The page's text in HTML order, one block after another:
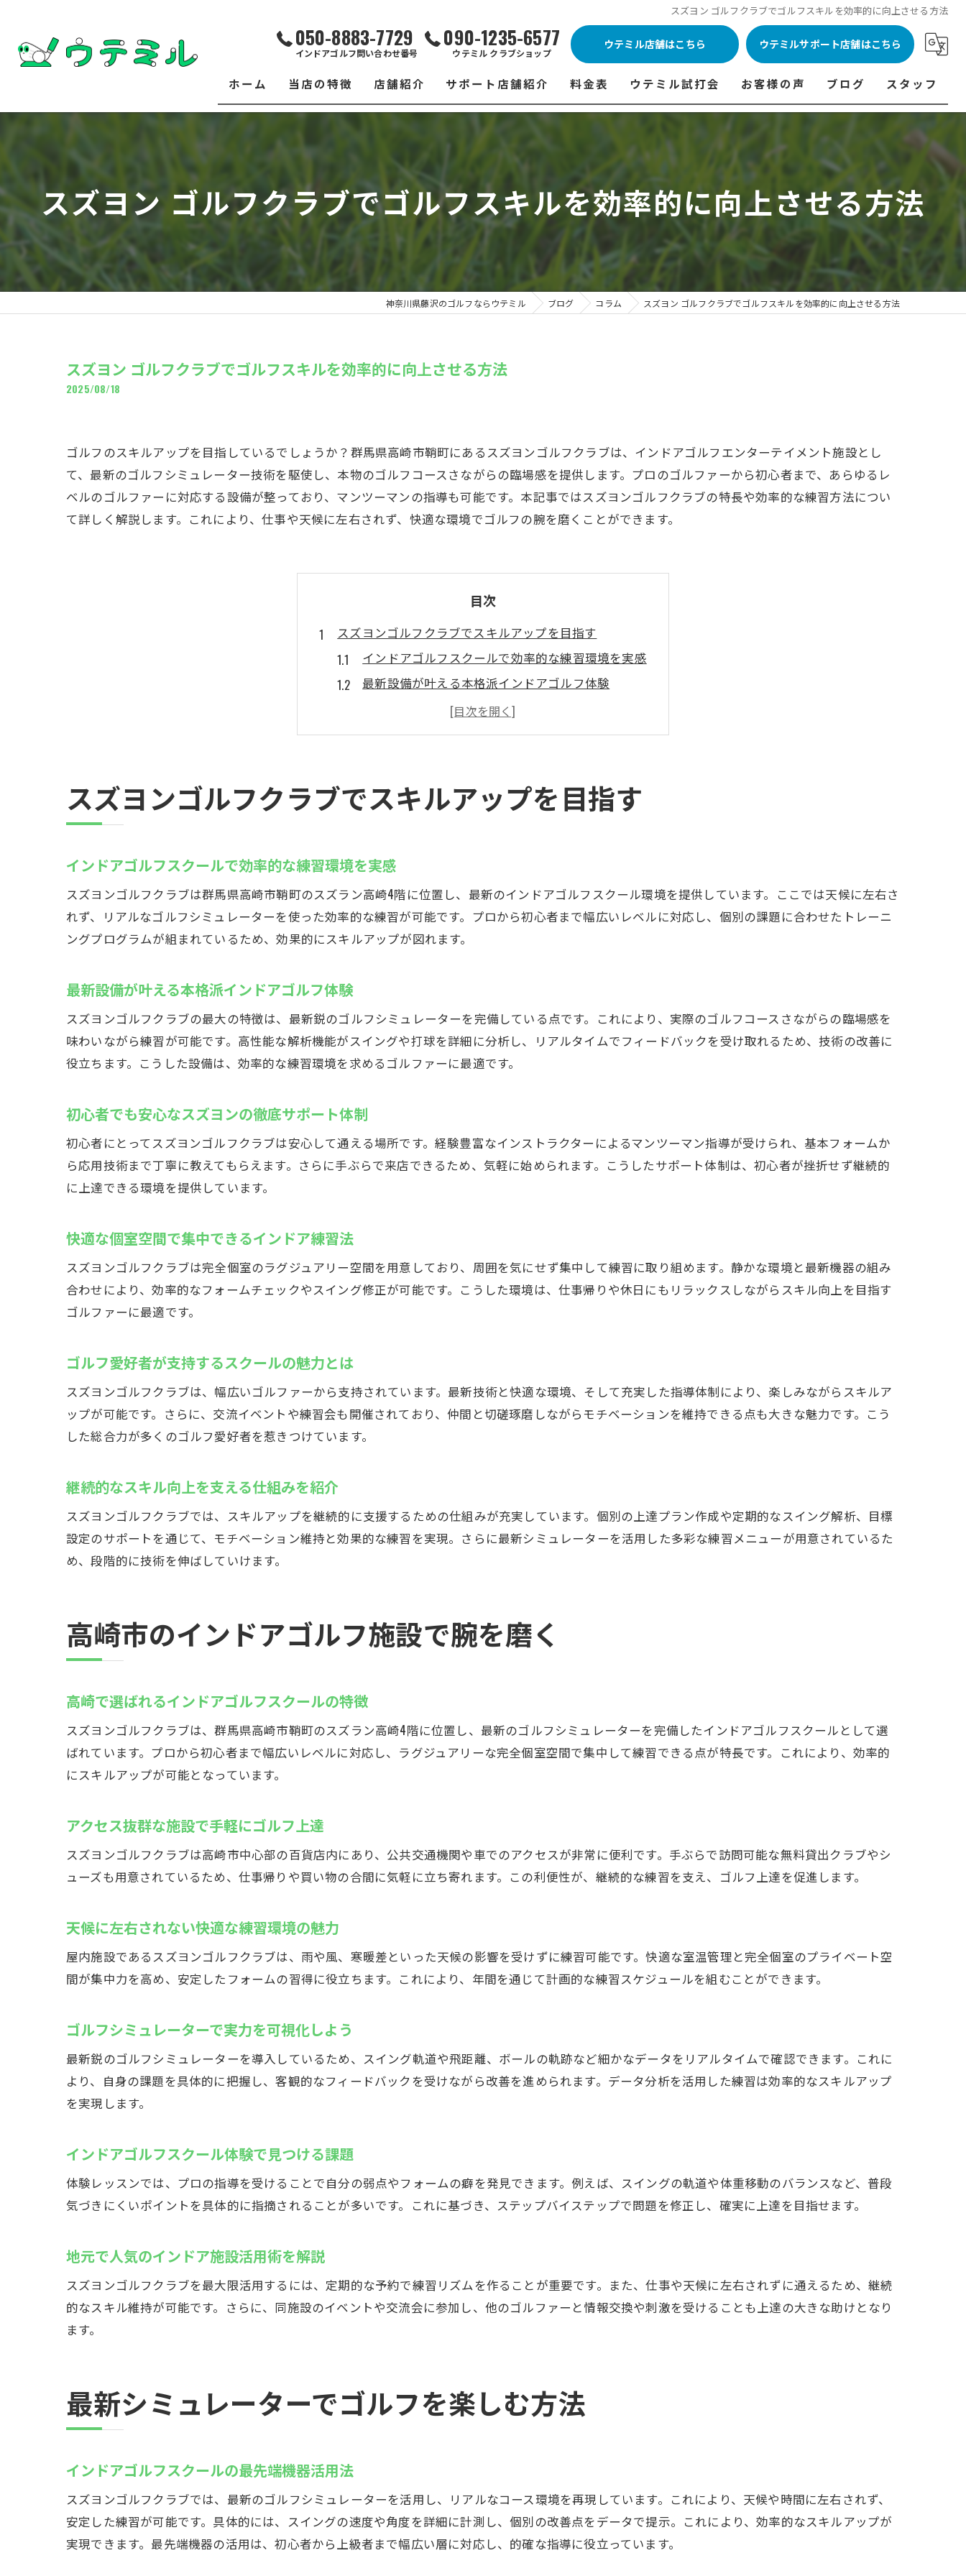
スズヨン ゴルフクラブでゴルフスキルを効率的に向上させる方法
050-8883-7729
インドアゴルフ問い合わせ番号
090-1235-6577
ウテミル クラブショップ
ウテミル店舗はこちら ウテミルサポート店舗はこちら
ホーム 当店の特徴
練習場
フィッティング
店舗紹介
ウテミル 浦安駅前店
市原インドアゴルフ
ウテミルスクール高崎店
サポート店舗紹介
シミュレーションゴルフ Caddy
スズヨンゴルフクラブ(SUZU4-GOLFCLUB)
料金表
浦安駅前店 料金表
市原インドアゴルフ 料金表
ウテミルスクール高崎店 料金表
サポート店舗 料金表
シミュレーションゴルフ Caddy 料金表
ウテミル試打会
ウテミル試打会とは・・・
ウテミル試打会日程
フィッテイング・試打会 商品ラインナップ一覧
よくある質問
試打会開催受付
お客様の声
フィッテイング・試打会参加者の声
ブログ スタッフ
代表あいさつ
スズヨン ゴルフクラブでゴルフスキルを効率的に向上させる方法
神奈川県藤沢のゴルフならウテミル ブログ コラム スズヨン ゴルフクラブでゴルフスキルを効率的に向上させる方法
スズヨン ゴルフクラブでゴルフスキルを効率的に向上させる方法
2025/08/18
ゴルフのスキルアップを目指しているでしょうか？群馬県高崎市鞘町にあるスズヨンゴルフクラブは、インドアゴルフエンターテイメント施設とし
て、最新のゴルフシミュレーター技術を駆使し、本物のゴルフコースさながらの臨場感を提供します。プロのゴルファーから初心者まで、あらゆるレ
ベルのゴルファーに対応する設備が整っており、マンツーマンの指導も可能です。本記事ではスズヨンゴルフクラブの特長や効率的な練習方法につい
て詳しく解説します。これにより、仕事や天候に左右されず、快適な環境でゴルフの腕を磨くことができます。
目次
スズヨンゴルフクラブでスキルアップを目指す
インドアゴルフスクールで効率的な練習環境を実感
最新設備が叶える本格派インドアゴルフ体験
初心者でも安心なスズヨンの徹底サポート体制
快適な個室空間で集中できるインドア練習法
継続的なスキル向上を支える仕組みを紹介
高崎市のインドアゴルフ施設で腕を磨く
アクセス抜群な施設で手軽にゴルフ上達
ゴルフシミュレーターで実力を可視化しよう
インドアゴルフスクール体験で見つける課題
最新シミュレーターでゴルフを楽しむ方法
インドアゴルフスクールの最先端機器活用法
臨場感あふれるゴルフシミュレーション体験
シミュレーターで読み解く自分のスイング分析
最新技術で楽しむ新しいインドアゴルフの世界
反復練習で上達へ導くシミュレーターのメリット
マンツーマン指導でゴルフスキルを向上
指導とシミュレーター併用で効率アップ
目標設定をサポートするレッスンプラン紹介
初心者歓迎の安心サポート体制が充実
最新設備で叶うストレスフリーなゴルフ練習
スコアアップに直結するカリキュラムの特徴
群馬県高崎市で最高のゴルフ体験を
インドアゴルフスクールで理想のゴルフを実現
仕事帰りにも通いやすい利便性が魅力
インドアゴルフスクールの利用手順を徹底解説
手ぶらで通えるスズヨンの設備が充実
完全個室で集中できるプレイスタイルを提案
手ぶらで楽しむインドアゴルフのメリット
初心者も安心して始められるサービス体制
空き時間を有効活用できるインドアゴルフ活用法
スズヨンゴルフクラブでスキルアップを目指す
インドアゴルフスクールで効率的な練習環境を実感
スズヨンゴルフクラブは群馬県高崎市鞘町のスズラン高崎4階に位置し、最新のインドアゴルフスクール環境を提供しています。ここでは天候に左右さ
れず、リアルなゴルフシミュレーターを使った効率的な練習が可能です。プロから初心者まで幅広いレベルに対応し、個別の課題に合わせたトレーニ
ングプログラムが組まれているため、効果的にスキルアップが図れます。
最新設備が叶える本格派インドアゴルフ体験
スズヨンゴルフクラブの最大の特徴は、最新鋭のゴルフシミュレーターを完備している点です。これにより、実際のゴルフコースさながらの臨場感を
味わいながら練習が可能です。高性能な解析機能がスイングや打球を詳細に分析し、リアルタイムでフィードバックを受け取れるため、技術の改善に
役立ちます。こうした設備は、効率的な練習環境を求めるゴルファーに最適です。
初心者でも安心なスズヨンの徹底サポート体制
初心者にとってスズヨンゴルフクラブは安心して通える場所です。経験豊富なインストラクターによるマンツーマン指導が受けられ、基本フォームか
ら応用技術まで丁寧に教えてもらえます。さらに手ぶらで来店できるため、気軽に始められます。こうしたサポート体制は、初心者が挫折せず継続的
に上達できる環境を提供しています。
快適な個室空間で集中できるインドア練習法
スズヨンゴルフクラブは完全個室のラグジュアリー空間を用意しており、周囲を気にせず集中して練習に取り組めます。静かな環境と最新機器の組み
合わせにより、効率的なフォームチェックやスイング修正が可能です。こうした環境は、仕事帰りや休日にもリラックスしながらスキル向上を目指す
ゴルファーに最適です。
ゴルフ愛好者が支持するスクールの魅力とは
スズヨンゴルフクラブは、幅広いゴルファーから支持されています。最新技術と快適な環境、そして充実した指導体制により、楽しみながらスキルア
ップが可能です。さらに、交流イベントや練習会も開催されており、仲間と切磋琢磨しながらモチベーションを維持できる点も大きな魅力です。こう
した総合力が多くのゴルフ愛好者を惹きつけています。
継続的なスキル向上を支える仕組みを紹介
スズヨンゴルフクラブでは、スキルアップを継続的に支援するための仕組みが充実しています。個別の上達プラン作成や定期的なスイング解析、目標
設定のサポートを通じて、モチベーション維持と効果的な練習を実現。さらに最新シミュレーターを活用した多彩な練習メニューが用意されているた
め、段階的に技術を伸ばしていけます。
高崎市のインドアゴルフ施設で腕を磨く
高崎で選ばれるインドアゴルフスクールの特徴
スズヨンゴルフクラブは、群馬県高崎市鞘町のスズラン高崎4階に位置し、最新のゴルフシミュレーターを完備したインドアゴルフスクールとして選
ばれています。プロから初心者まで幅広いレベルに対応し、ラグジュアリーな完全個室空間で集中して練習できる点が特長です。これにより、効率的
にスキルアップが可能となっています。
アクセス抜群な施設で手軽にゴルフ上達
スズヨンゴルフクラブは高崎市中心部の百貨店内にあり、公共交通機関や車でのアクセスが非常に便利です。手ぶらで訪問可能な無料貸出クラブやシ
ューズも用意されているため、仕事帰りや買い物の合間に気軽に立ち寄れます。この利便性が、継続的な練習を支え、ゴルフ上達を促進します。
天候に左右されない快適な練習環境の魅力
屋内施設であるスズヨンゴルフクラブは、雨や風、寒暖差といった天候の影響を受けずに練習可能です。快適な室温管理と完全個室のプライベート空
間が集中力を高め、安定したフォームの習得に役立ちます。これにより、年間を通じて計画的な練習スケジュールを組むことができます。
ゴルフシミュレーターで実力を可視化しよう
最新鋭のゴルフシミュレーターを導入しているため、スイング軌道や飛距離、ボールの軌跡など細かなデータをリアルタイムで確認できます。これに
より、自身の課題を具体的に把握し、客観的なフィードバックを受けながら改善を進められます。データ分析を活用した練習は効率的なスキルアップ
を実現します。
インドアゴルフスクール体験で見つける課題
体験レッスンでは、プロの指導を受けることで自分の弱点やフォームの癖を発見できます。例えば、スイングの軌道や体重移動のバランスなど、普段
気づきにくいポイントを具体的に指摘されることが多いです。これに基づき、ステップバイステップで問題を修正し、確実に上達を目指せます。
地元で人気のインドア施設活用術を解説
スズヨンゴルフクラブを最大限活用するには、定期的な予約で練習リズムを作ることが重要です。また、仕事や天候に左右されずに通えるため、継続
的なスキル維持が可能です。さらに、同施設のイベントや交流会に参加し、他のゴルファーと情報交換や刺激を受けることも上達の大きな助けとなり
ます。
最新シミュレーターでゴルフを楽しむ方法
インドアゴルフスクールの最先端機器活用法
スズヨンゴルフクラブでは、最新のゴルフシミュレーターを活用し、リアルなコース環境を再現しています。これにより、天候や時間に左右されず、
安定した練習が可能です。具体的には、スイングの速度や角度を詳細に計測し、個別の改善点をデータで提示。これにより、効率的なスキルアップが
実現できます。最先端機器の活用は、初心者から上級者まで幅広い層に対応し、的確な指導に役立っています。